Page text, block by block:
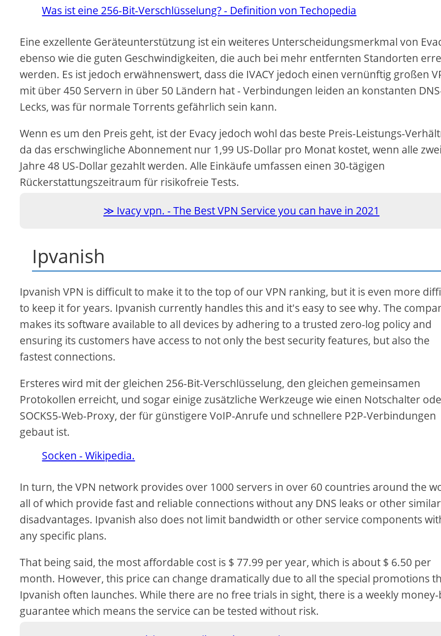
Was ist eine 256-Bit-Verschlüsselung? - Definition von Techopedia
Eine exzellente Geräteunterstützung ist ein weiteres Unterscheidungsmerkmal von
ebenso wie die guten Geschwindigkeiten, die auch bei mehr entfernten Standorten
werden. Es ist jedoch erwähnenswert, dass die IVACY jedoch einen vernünftig großen
mit über 450 Servern in über 50 Ländern hat - Verbindungen leiden an konstanten
Lecks, was für normale Torrents gefährlich sein kann.
Wenn es um den Preis geht, ist der Evacy jedoch wohl das beste Preis-Leistungs-
da das erschwingliche Abonnement nur 1,99 US-Dollar pro Monat kostet, wenn alle zwei
Jahre 48 US-Dollar gezahlt werden. Alle Einkäufe umfassen einen 30-tägigen
Rückerstattungszeitraum für risikofreie Tests.
Ivacy vpn. - The Best VPN Service you can have in 2021
Ipvanish
Ipvanish VPN is difficult to make it to the top of our VPN ranking, but it is even more
to keep it for years. Ipvanish currently handles this and it's easy to see why. The
makes its software available to all devices by adhering to a trusted zero-log policy and
ensuring its customers have access to not only the best security features, but also the
fastest connections.
Ersteres wird mit der gleichen 256-Bit-Verschlüsselung, den gleichen gemeinsamen
Protokollen erreicht, und sogar einige zusätzliche Werkzeuge wie einen Notschalter
SOCKS5-Web-Proxy, der für günstigere VoIP-Anrufe und schnellere P2P-Verbindungen
gebaut ist.
Socken - Wikipedia.
In turn, the VPN network provides over 1000 servers in over 60 countries around the
all of which provide fast and reliable connections without any DNS leaks or other similar
disadvantages. Ipvanish also does not limit bandwidth or other service components
any specific plans.
That being said, the most affordable cost is $ 77.99 per year, which is about $ 6.50 per
month. However, this price can change dramatically due to all the special promotions
Ipvanish often launches. While there are no free trials in sight, there is a weekly
guarantee which means the service can be tested without risk.